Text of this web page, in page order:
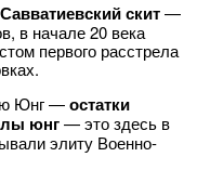
Савватиевский скит—
в начале 20 века
первого расстрела
Юнг —остатки
юнг— это здесь в
элиту Военно-